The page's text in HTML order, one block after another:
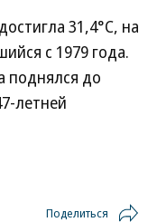
31,4°С, на
с 1979 года.
поднялся до
летней
Поделиться